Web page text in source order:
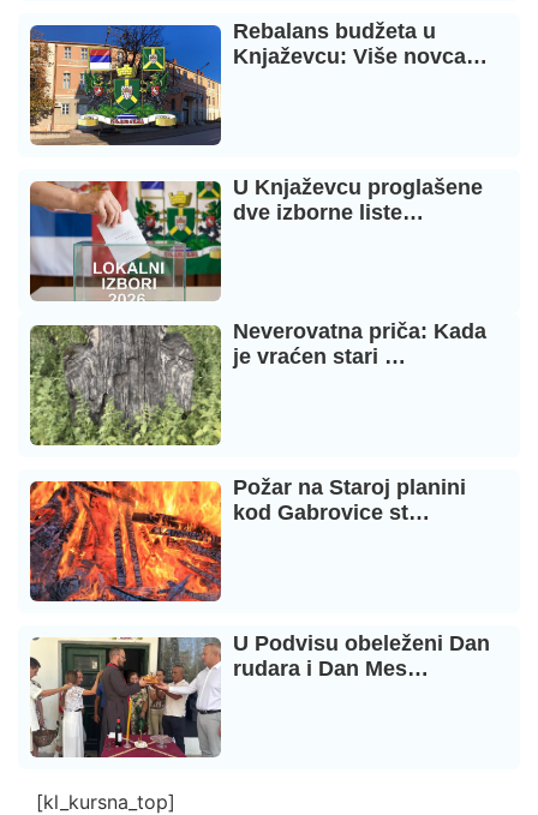
Rebalans budžeta u
Knjaževcu: Više novca…
U Knjaževcu proglašene
dve izborne liste…
Neverovatna priča: Kada
je vraćen stari …
Požar na Staroj planini
kod Gabrovice st…
U Podvisu obeleženi Dan
rudara i Dan Mes…
[kl_kursna_top]